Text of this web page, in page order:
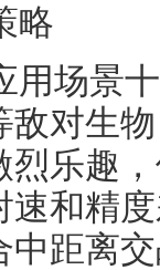
略
用场景
对生
烈乐趣
和精
距离